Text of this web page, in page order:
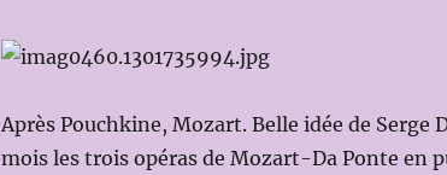
Après Pouchkine, Mozart. Belle idée de Serge
mois les trois opéras de Mozart-Da Ponte en